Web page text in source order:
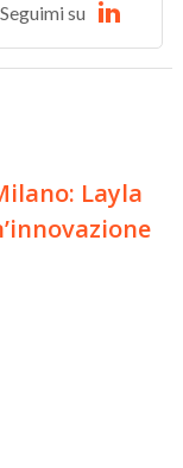
Seguimi su
Layla